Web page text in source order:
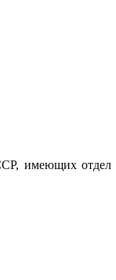
имеющих отдел